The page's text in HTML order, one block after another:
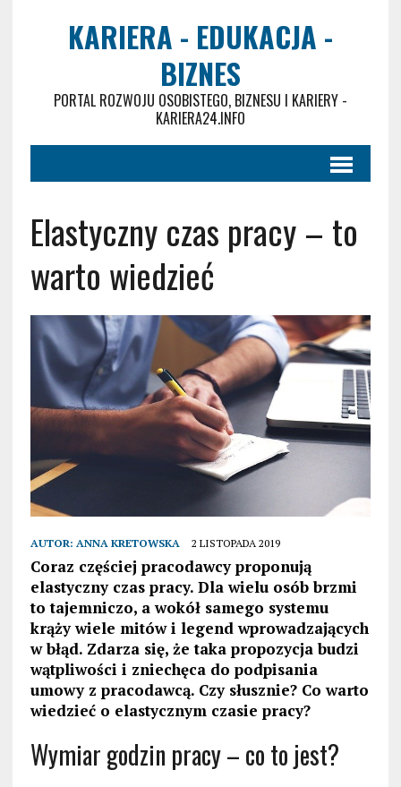
KARIERA - EDUKACJA -
BIZNES
PORTAL ROZWOJU OSOBISTEGO, BIZNESU I KARIERY -
KARIERA24.INFO
Elastyczny czas pracy – to
warto wiedzieć
AUTOR: ANNA KRETOWSKA 2 LISTOPADA 2019
Coraz częściej pracodawcy proponują
elastyczny czas pracy. Dla wielu osób brzmi
to tajemniczo, a wokół samego systemu
krąży wiele mitów i legend wprowadzających
w błąd. Zdarza się, że taka propozycja budzi
wątpliwości i zniechęca do podpisania
umowy z pracodawcą. Czy słusznie? Co warto
wiedzieć o elastycznym czasie pracy?
Wymiar godzin pracy – co to jest?